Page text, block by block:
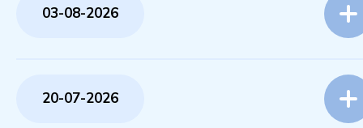
03-08-2026
20-07-2026